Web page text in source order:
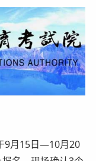
月15日—10月20